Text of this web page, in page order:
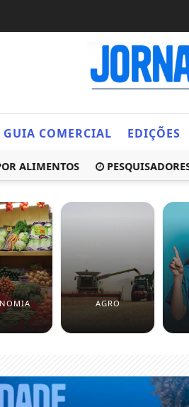
GUIA COMERCIAL EDIÇÕES
PESQUISADORES E
AGRO